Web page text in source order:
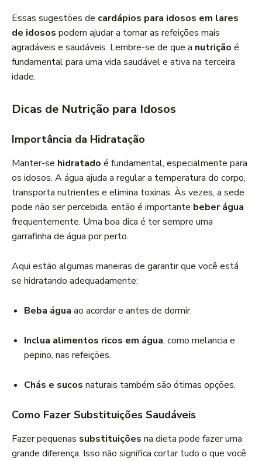
Essas sugestões de cardápios para idosos em lares
de idosos podem ajudar a tornar as refeições mais
agradáveis e saudáveis. Lembre-se de que a nutrição é
fundamental para uma vida saudável e ativa na terceira
idade.
Dicas de Nutrição para Idosos
Importância da Hidratação
Manter-se hidratado é fundamental, especialmente para
os idosos. A água ajuda a regular a temperatura do corpo,
transporta nutrientes e elimina toxinas. Às vezes, a sede
pode não ser percebida, então é importante beber água
frequentemente. Uma boa dica é ter sempre uma
garrafinha de água por perto.
Aqui estão algumas maneiras de garantir que você está
se hidratando adequadamente:
Beba água ao acordar e antes de dormir.
Inclua alimentos ricos em água, como melancia e
pepino, nas refeições.
Chás e sucos naturais também são ótimas opções.
Como Fazer Substituições Saudáveis
Fazer pequenas substituições na dieta pode fazer uma
grande diferença. Isso não significa cortar tudo o que você